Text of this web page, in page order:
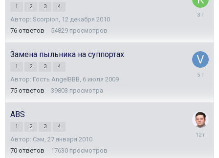
1 2 3 4
Автор: Scorpion, 12 декабря 2010
76 ответов 54829 просмотров
20
Замена пыльника на суппортах
1 2 3 4
Автор: Гость AngelBBB, 6 июля 2009
75 ответов 39803 просмотра
30
ABS
1 2 3 4
Автор: Сэм, 27 января 2010
70 ответов 17630 просмотров
27